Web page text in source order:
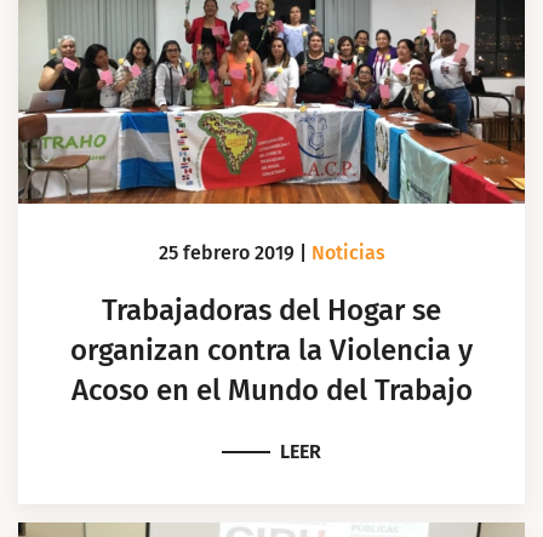
25 febrero 2019 Noticias
Trabajadoras del Hogar se
organizan contra la Violencia y
Acoso en el Mundo del Trabajo
LEER